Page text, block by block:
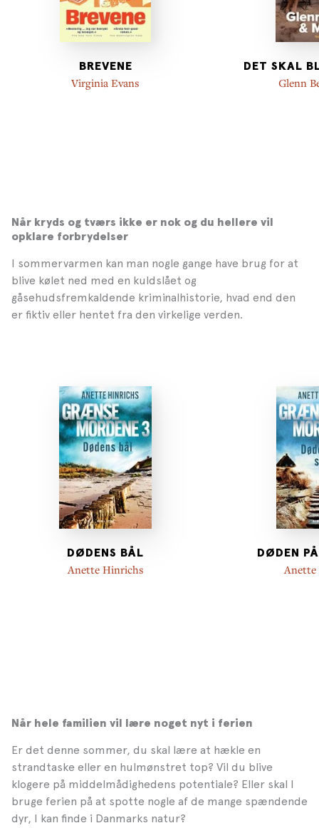
BREVENE
Virginia Evans
DET SKAL
Glenn
Når kryds og tværs ikke er nok og du hellere vil
opklare forbrydelser
I sommervarmen kan man nogle gange have brug for at
blive kølet ned med en kuldslået og
gåsehudsfremkaldende kriminalhistorie, hvad end den
er fiktiv eller hentet fra den virkelige verden.
DØDENS BÅL
Anette Hinrichs
DØDEN
Når hele familien vil lære noget nyt i ferien
Er det denne sommer, du skal lære at hækle en
strandtaske eller en hulmønstret top? Vil du blive
klogere på middelmådighedens potentiale? Eller skal I
bruge ferien på at spotte nogle af de mange spændende
dyr, I kan finde i Danmarks natur?